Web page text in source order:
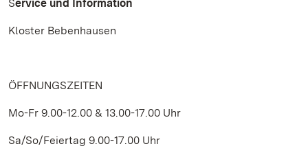
Service und Information
Kloster Bebenhausen
ÖFFNUNGSZEITEN
Mo-Fr 9.00-12.00 & 13.00-17.00 Uhr
Sa/So/Feiertag 9.00-17.00 Uhr